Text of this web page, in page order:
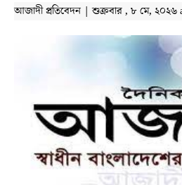
আজাদী প্রতিবেদন | শুক্রবার , ৮ মে, ২০২৬